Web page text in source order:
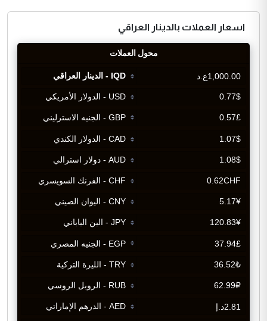
اسعار العملات بالدينار العراقي